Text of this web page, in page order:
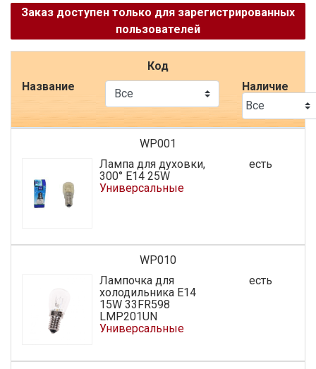
Заказ доступен только для зарегистрированных
пользователей
Код
Название
Наличие
WP001
Лампа для духовки,
300° E14 25W
Универсальные
есть
WP010
Лампочка для
холодильника E14
15W 33FR598
LMP201UN
Универсальные
есть